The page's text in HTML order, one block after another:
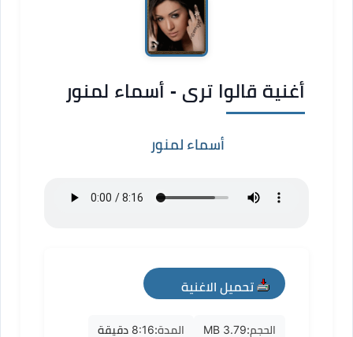
أغنية قالوا ترى - أسماء لمنور
أسماء لمنور
تحميل الاغنية
mp3
الحجم:3.79 MB المدة:8:16 دقيقة